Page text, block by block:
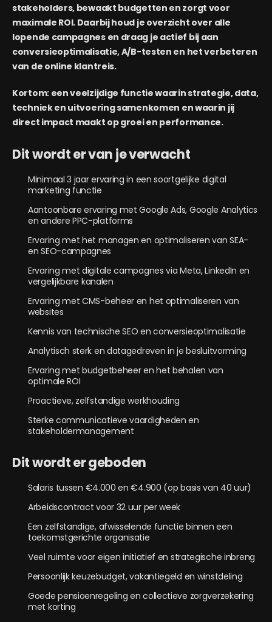
stakeholders, bewaakt budgetten en zorgt voor
maximale ROI. Daarbij houd je overzicht over alle
lopende campagnes en draag je actief bij aan
conversieoptimalisatie, A/B-testen en het verbeteren
van de online klantreis.
Kortom: een veelzijdige functie waarin strategie, data,
techniek en uitvoering samenkomen en waarin jij
direct impact maakt op groei en performance.
Dit wordt er van je verwacht
Minimaal 3 jaar ervaring in een soortgelijke digital
marketing functie
Aantoonbare ervaring met Google Ads, Google Analytics
en andere PPC-platforms
Ervaring met het managen en optimaliseren van SEA-
en SEO-campagnes
Ervaring met digitale campagnes via Meta, LinkedIn en
vergelijkbare kanalen
Ervaring met CMS-beheer en het optimaliseren van
websites
Kennis van technische SEO en conversieoptimalisatie
Analytisch sterk en datagedreven in je besluitvorming
Ervaring met budgetbeheer en het behalen van
optimale ROI
Proactieve, zelfstandige werkhouding
Sterke communicatieve vaardigheden en
stakeholdermanagement
Dit wordt er geboden
Salaris tussen €4.000 en €4.900 (op basis van 40 uur)
Arbeidscontract voor 32 uur per week
Een zelfstandige, afwisselende functie binnen een
toekomstgerichte organisatie
Veel ruimte voor eigen initiatief en strategische inbreng
Persoonlijk keuzebudget, vakantiegeld en winstdeling
Goede pensioenregeling en collectieve zorgverzekering
met korting